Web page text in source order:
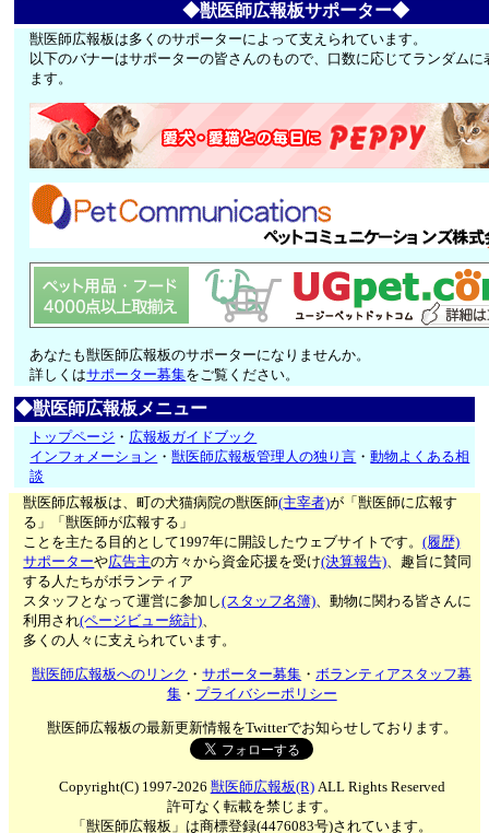
◆獣医師広報板サポーター◆
獣医師広報板は多くのサポーターによって支えられています。
以下のバナーはサポーターの皆さんのもので、口数に応じてランダムに
ます。
あなたも獣医師広報板のサポーターになりませんか。
詳しくはサポーター募集をご覧ください。
◆獣医師広報板メニュー
トップページ ・ 広報板ガイドブック
インフォメーション ・獣医師広報板管理人の独り言 ・動物よくある相
談
獣医師広報板は、町の犬猫病院の獣医師(主宰者)が「獣医師に広報す
る」「獣医師が広報する」
ことを主たる目的として1997年に開設したウェブサイトです。(履歴)
サポーターや広告主の方々から資金応援を受け(決算報告)、趣旨に賛同
する人たちがボランティア
スタッフとなって運営に参加し(スタッフ名簿)、動物に関わる皆さんに
利用され(ページビュー統計)、
多くの人々に支えられています。
獣医師広報板へのリンク ・サポーター募集 ・ボランティアスタッフ募
集・ プライバシーポリシー
獣医師広報板の最新更新情報をTwitterでお知らせしております。
Copyright(C) 1997-2026 獣医師広報板(R)ALL Rights Reserved
許可なく転載を禁じます。
「獣医師広報板」は商標登録(4476083号)されています。